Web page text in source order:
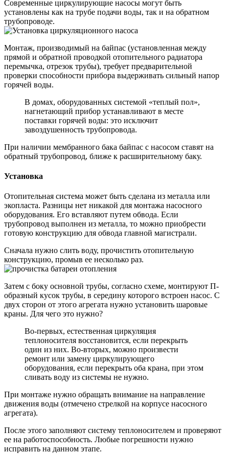
Современные циркулирующие насосы могут быть
установлены как на трубе подачи воды, так и на обратном
трубопроводе.
Монтаж, производимый на байпас (установленная между
прямой и обратной проводкой отопительного радиатора
перемычка, отрезок трубы), требует предварительной
проверки способности прибора выдерживать сильный напор
горячей воды.
В домах, оборудованных системой «теплый пол»,
нагнетающий прибор устанавливают в месте
поставки горячей воды: это исключит
завоздушенность трубопровода.
При наличии мембранного бака байпас с насосом ставят на
обратный трубопровод, ближе к расширительному баку.
Установка
Отопительная система может быть сделана из металла или
экопласта. Разницы нет никакой для монтажа насосного
оборудования. Его вставляют путем обвода. Если
трубопровод выполнен из металла, то можно приобрести
готовую конструкцию для обвода главной магистрали.
Сначала нужно слить воду, прочистить отопительную
конструкцию, промыв ее несколько раз.
Затем с боку основной трубы, согласно схеме, монтируют П-
образный кусок трубы, в середину которого встроен насос. С
двух сторон от этого агрегата нужно установить шаровые
краны. Для чего это нужно?
Во-первых, естественная циркуляция
теплоносителя восстановится, если перекрыть
один из них. Во-вторых, можно произвести
ремонт или замену циркулирующего
оборудования, если перекрыть оба крана, при этом
сливать воду из системы не нужно.
При монтаже нужно обращать внимание на направление
движения воды (отмечено стрелкой на корпусе насосного
агрегата).
После этого заполняют систему теплоносителем и проверяют
ее на работоспособность. Любые погрешности нужно
исправить на данном этапе.